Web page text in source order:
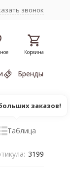
звонок
Корзина
Бренды
Таблица
3199
заказов!